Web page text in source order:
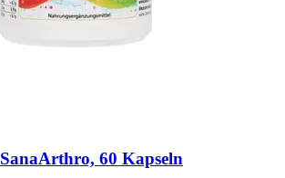
SanaArthro, 60 Kapseln